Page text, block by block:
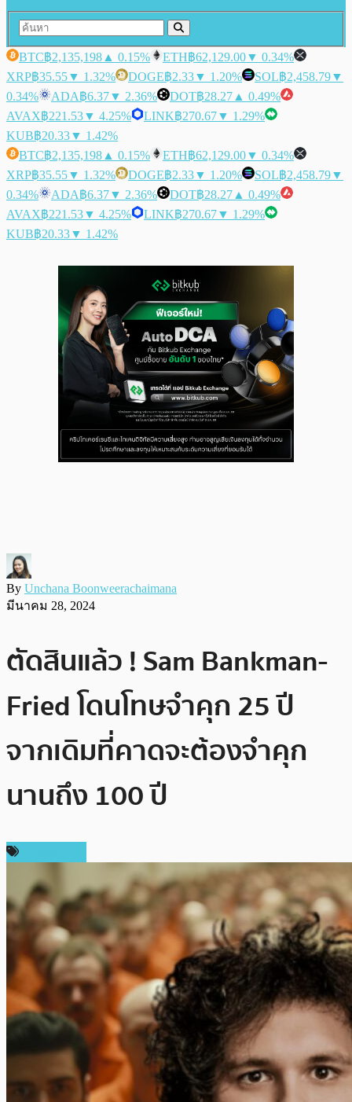
BTC฿2,135,198 ▲ 0.15% ETH฿62,129.00▼ 0.34%
XRP฿35.55▼ 1.32% DOGE฿2.33▼ 1.20% SOL฿2,458.79▼
0.34%
ADA฿6.37▼ 2.36% DOT฿28.27 ▲ 0.49%
AVAX฿221.53▼ 4.25% LINK฿270.67▼ 1.29%
KUB฿20.33▼ 1.42%
BTC฿2,135,198 ▲ 0.15% ETH฿62,129.00▼ 0.34%
XRP฿35.55▼ 1.32% DOGE฿2.33▼ 1.20% SOL฿2,458.79▼
0.34%
ADA฿6.37▼ 2.36% DOT฿28.27 ▲ 0.49%
AVAX฿221.53▼ 4.25% LINK฿270.67▼ 1.29%
KUB฿20.33▼ 1.42%
By Unchana Boonweerachaimana
มีนาคม 28, 2024
ตัดสินแล้ว ! Sam Bankman-
Fried โดนโทษจำคุก 25 ปี
จากเดิมที่คาดจะต้องจำคุก
นานถึง 100 ปี